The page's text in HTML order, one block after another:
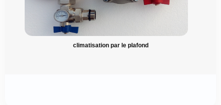
climatisation par le plafond